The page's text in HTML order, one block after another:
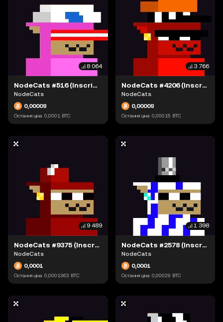
8 064
NodeCats #516 (Inscription #63895355)
NodeCats
0,00009
Остання ціна 0,0001 BTC
3 766
NodeCats #4206 (Inscription #63942190)
NodeCats
0,00009
Остання ціна 0,00015 BTC
9 489
NodeCats #9375 (Inscription #63871544)
NodeCats
0,0001
Остання ціна 0,0001363 BTC
1 398
NodeCats #2578 (Inscription #63877555)
NodeCats
0,0001
Остання ціна 0,00029 BTC